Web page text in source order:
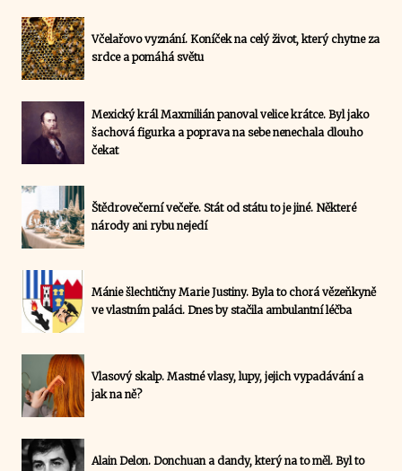
Včelařovo vyznání. Koníček na celý život, který chytne za
srdce a pomáhá světu
Mexický král Maxmilián panoval velice krátce. Byl jako
šachová figurka a poprava na sebe nenechala dlouho
čekat
Štědrovečerní večeře. Stát od státu to je jiné. Některé
národy ani rybu nejedí
Mánie šlechtičny Marie Justiny. Byla to chorá vězeňkyně
ve vlastním paláci. Dnes by stačila ambulantní léčba
Vlasový skalp. Mastné vlasy, lupy, jejich vypadávání a
jak na ně?
Alain Delon. Donchuan a dandy, který na to měl. Byl to